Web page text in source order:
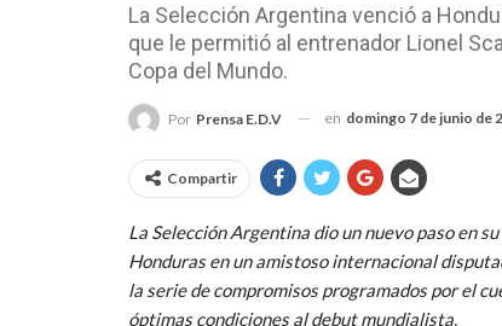
La Selección Argentina venció a
que le permitió al entrenador Lionel
Copa del Mundo.
Por Prensa E.D.V en domingo 7 de junio de
Compartir
La Selección Argentina dio un nuevo paso en
Honduras en un amistoso internacional
la serie de compromisos programados por el
óptimas condiciones al debut mundialista.